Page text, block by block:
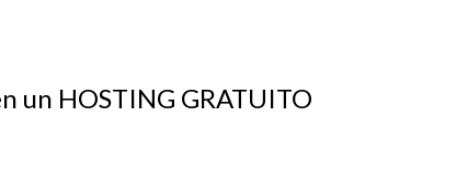
un HOSTING GRATUITO